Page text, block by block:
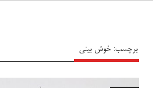
برچسب: خوش بینی